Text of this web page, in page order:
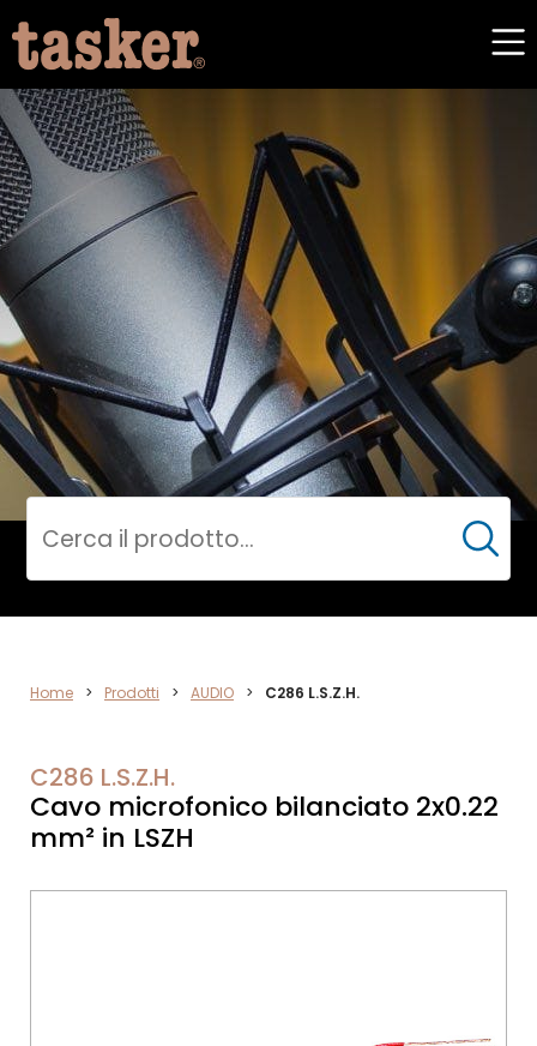
AUDIO
Cerca
Home > Prodotti > AUDIO > C286 L.S.Z.H.
C286 L.S.Z.H.
Cavo microfonico bilanciato 2x0.22
mm² in LSZH